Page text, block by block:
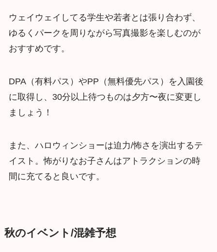
ウェイウェイしてる学生や若者とは張り合わず、
ゆるくパークを周りながら写真撮影を楽しむのが
おすすめです。
DPA（有料パス）やPP（無料優先パス）を入園後
に取得し、30分以上待つものは夕方〜夜に変更し
ましょう！
また、ハロウィンショーは迫力/怖さを演出するテ
イスト。怖がりなお子さんはアトラクションの時
間に充てると良いです。
秋のイベント/混雑予想